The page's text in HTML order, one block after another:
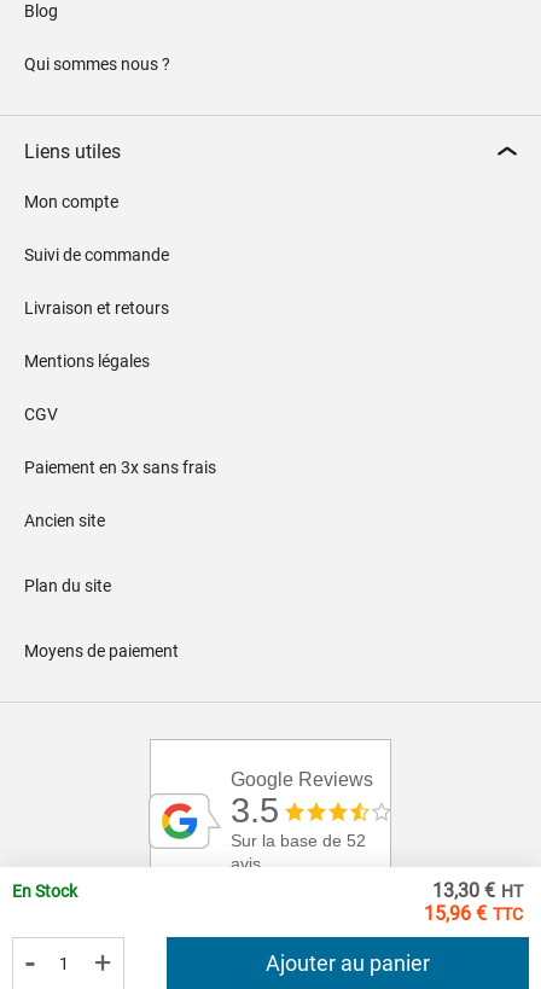
15,96 €
13,30 €
En Stock
- + Ajouter au panier
Blog
Qui sommes nous ?
Liens utiles
Mon compte
Suivi de commande
Livraison et retours
Mentions légales
CGV
Paiement en 3x sans frais
Ancien site
Plan du site
Moyens de paiement
Google Reviews
3.5
Sur la base de 52
avis